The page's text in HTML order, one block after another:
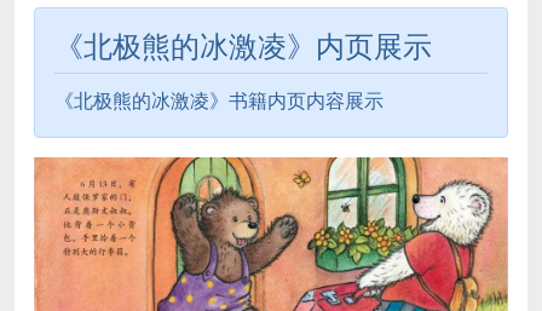
《北极熊的冰激凌》内页展示
《北极熊的冰激凌》书籍内页内容展示